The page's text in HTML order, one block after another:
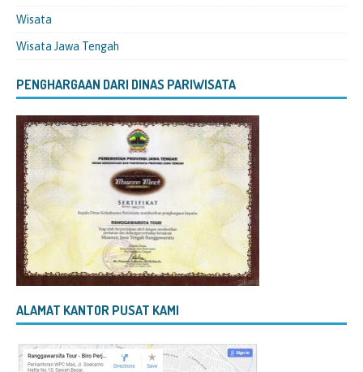
Wisata
Wisata Jawa Tengah
PENGHARGAAN DARI DINAS PARIWISATA
ALAMAT KANTOR PUSAT KAMI